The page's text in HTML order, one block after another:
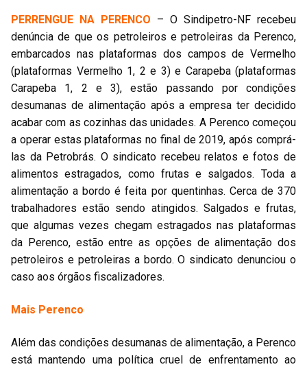
PERRENGUE NA PERENCO – O Sindipetro-NF recebeu
denúncia de que os petroleiros e petroleiras da Perenco,
embarcados nas plataformas dos campos de Vermelho
(plataformas Vermelho 1, 2 e 3) e Carapeba (plataformas
Carapeba 1, 2 e 3), estão passando por condições
desumanas de alimentação após a empresa ter decidido
acabar com as cozinhas das unidades. A Perenco começou
a operar estas plataformas no final de 2019, após comprá-
las da Petrobrás. O sindicato recebeu relatos e fotos de
alimentos estragados, como frutas e salgados. Toda a
alimentação a bordo é feita por quentinhas. Cerca de 370
trabalhadores estão sendo atingidos. Salgados e frutas,
que algumas vezes chegam estragados nas plataformas
da Perenco, estão entre as opções de alimentação dos
petroleiros e petroleiras a bordo. O sindicato denunciou o
caso aos órgãos fiscalizadores.
Mais Perenco
Além das condições desumanas de alimentação, a Perenco
está mantendo uma política cruel de enfrentamento ao